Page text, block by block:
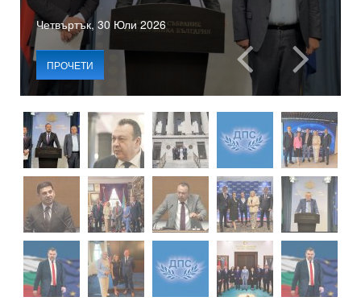
Четвъртък, 30 Юли 2026
ПРОЧЕТИ